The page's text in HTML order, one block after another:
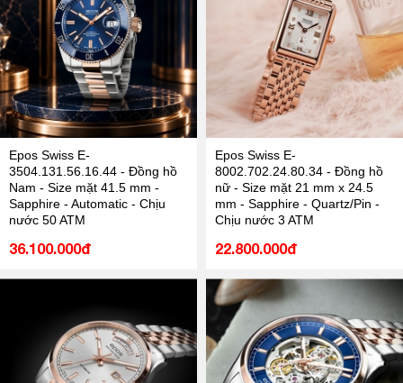
Epos Swiss E-
3504.131.56.16.44 - Đồng hồ
Nam - Size mặt 41.5 mm -
Sapphire - Automatic - Chịu
nước 50 ATM
36.100.000đ
Epos Swiss E-
8002.702.24.80.34 - Đồng hồ
nữ - Size mặt 21 mm x 24.5
mm - Sapphire - Quartz/Pin -
Chịu nước 3 ATM
22.800.000đ